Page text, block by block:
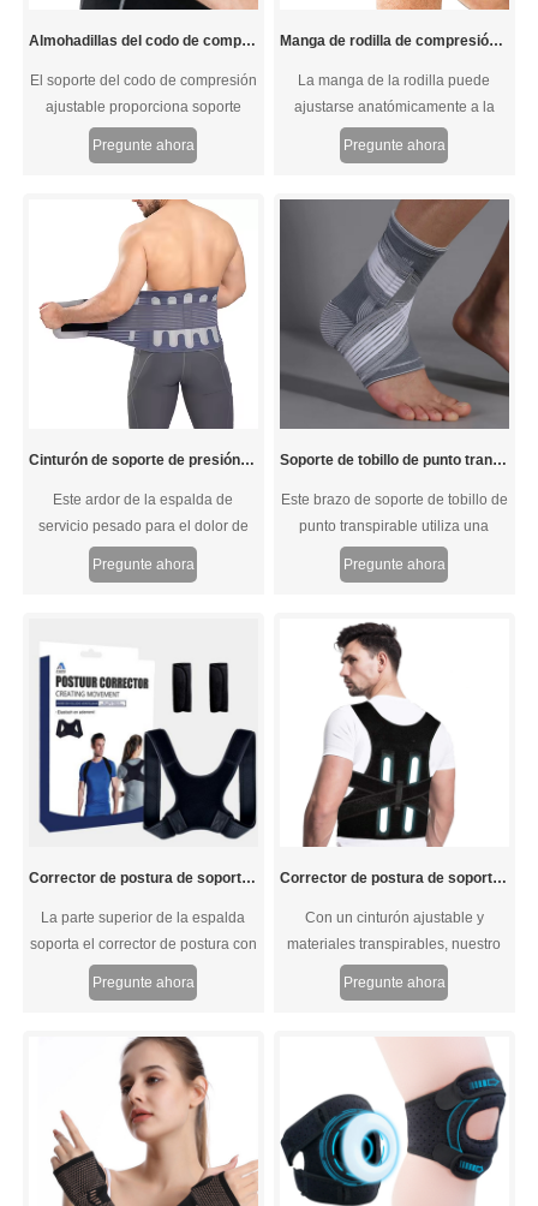
direcciones, ajuste gradualmente
Almohadillas del codo de compresión ajustable
El soporte del codo de compresión
ajustable proporciona soporte
moderado y compresión ajustable
para articulaciones débiles,
Pregunte ahora
Manga de rodilla de compresión con almohadilla de gel de rótula y estabilizadores laterales
La manga de la rodilla puede
ajustarse anatómicamente a la
rodilla, ofreciendo una compresión
cómoda, proporcionando apoyo
sanguínea y reduciendo la
inflamación para una recuperación
más rápida sin restringir el
movimiento. Ya que ha diseñado
ergonómicamente una curva con
la mejor tecnología de compresión
para un ajuste meticuloso y
protección completa.
Pregunte ahora
Cinturón de soporte de presión caliente
Este ardor de la espalda de
servicio pesado para el dolor de
espalda baja lo suficientemente
firme como para mantener la
Pregunte ahora
Soporte de tobillo de punto transpirable con correas ajustables
Este brazo de soporte de tobillo de
punto transpirable utiliza una
tecnología especial de compresión
radial de tejer que aumenta el
aumentar la sensación de rigidez.
Pregunte ahora
Corrector de postura de soporte de la parte superior de la espalda para la clavícula del cuello de los hombros
La parte superior de la espalda
soporta el corrector de postura con
problemas posturales de clavícula
y hombro. Da apoyo a la espalda y
almohadillas de espuma extraíbles
excelentes comodidad de axilas.
Pregunte ahora
Corrector de postura de soporte posterior con placas de acero
Con un cinturón ajustable y
materiales transpirables, nuestro
corrector de postura de soporte
posterior es compatible
del cuerpo, ayudando a corregir la
postura y aliviar la incomodidad.
Pregunte ahora